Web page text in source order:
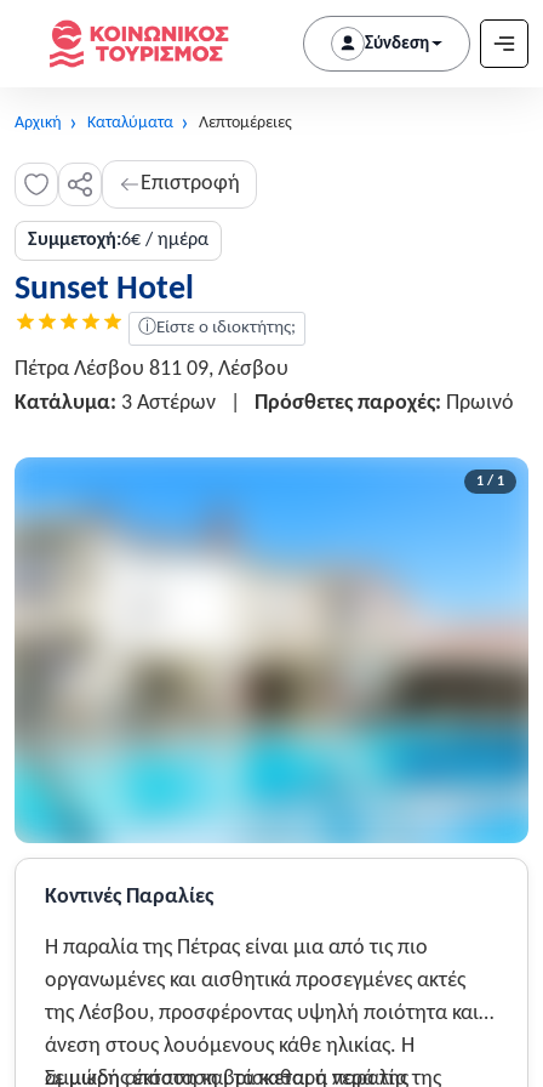
Σύνδεση
Αρχική Καταλύματα Λεπτομέρειες
Συμμετοχή:6€ / ημέρα
Sunset Hotel
ⓘΕίστε ο ιδιοκτήτης;
Πέτρα Λέσβου 811 09, Λέσβου
Κατάλυμα: 3 Αστέρων Πρόσθετες παροχές: Πρωινό
Επιστροφή
1 / 1
Κοντινές Παραλίες
Η παραλία της Πέτρας είναι μια από τις πιο
οργανωμένες και αισθητικά προσεγμένες ακτές
της Λέσβου, προσφέροντας υψηλή ποιότητα και
άνεση στους λουόμενους κάθε ηλικίας. Η
αμμώδης έκταση και τα καθαρά νερά της
Σε μικρή απόσταση βρίσκεται η παραλία της